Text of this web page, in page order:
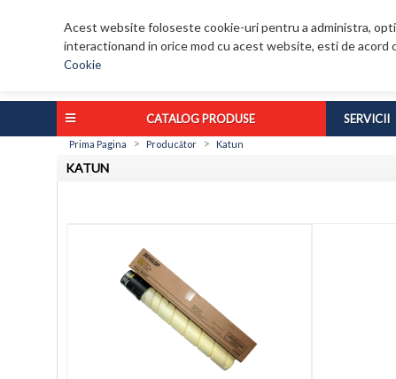
Acest website foloseste cookie-uri pentru a administra,
interactionand in orice mod cu acest website, esti de
Cookie
CATALOG PRODUSE SERVICII
Prima Pagina > Producător > Katun
KATUN